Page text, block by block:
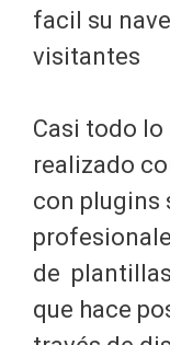
facil su
visitantes
Casi todo
realizado
con plugins
de
que hace